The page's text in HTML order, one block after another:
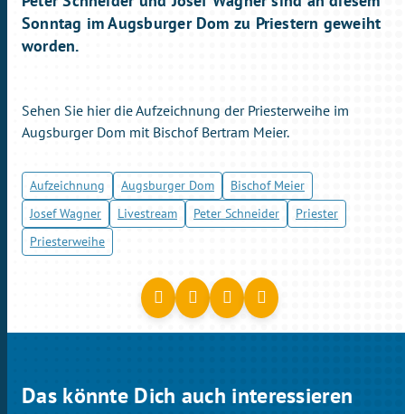
Sonntag im Augsburger Dom zu Priestern geweiht
worden.
Sehen Sie hier die Aufzeichnung der Priesterweihe im
Augsburger Dom mit Bischof Bertram Meier.
Aufzeichnung Augsburger Dom
Bischof Meier
Josef Wagner
Livestream Peter Schneider
Priester
Priesterweihe
Das könnte Dich auch interessieren